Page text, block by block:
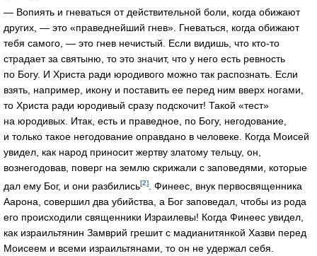
— Вопиять и гневаться от действительной боли, когда обижают
других, — это «праведнейший гнев». Гневаться, когда обижают
тебя самого, — это гнев нечистый. Если видишь, что кто-то
страдает за святыню, то это значит, что у него есть ревность
по Богу. И Христа ради юродивого можно так распознать. Если
взять, например, икону и поставить ее перед ним вверх ногами,
то Христа ради юродивый сразу подскочит! Такой «тест»
на юродивых. Итак, есть и праведное, по Богу, негодование,
и только такое негодование оправдано в человеке. Когда Моисей
увидел, как народ приносит жертву златому тельцу, он,
вознегодовав, поверг на землю скрижали с заповедями, которые
дал ему Бог, и они разбились[2]
. Финеес, внук первосвященника
Аарона, совершил два убийства, а Бог заповедал, чтобы из рода
его происходили священники Израилевы! Когда Финеес увидел,
как израильтянин Замврий грешит с мадианитянкой Хазви перед
Моисеем и всеми израильтянами, то он не удержал себя.